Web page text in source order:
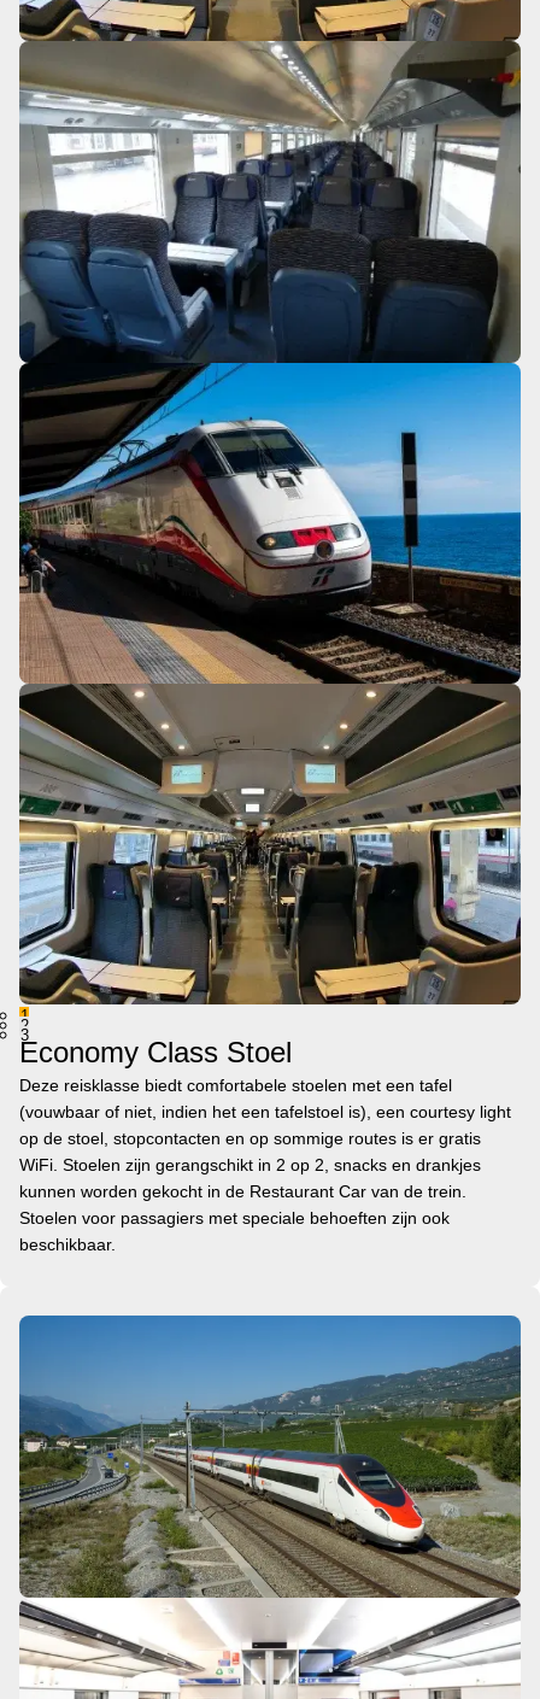
1
2
3
Economy Class Stoel
Deze reisklasse biedt comfortabele stoelen met een tafel
(vouwbaar of niet, indien het een tafelstoel is), een courtesy light
op de stoel, stopcontacten en op sommige routes is er gratis
WiFi. Stoelen zijn gerangschikt in 2 op 2, snacks en drankjes
kunnen worden gekocht in de Restaurant Car van de trein.
Stoelen voor passagiers met speciale behoeften zijn ook
beschikbaar.